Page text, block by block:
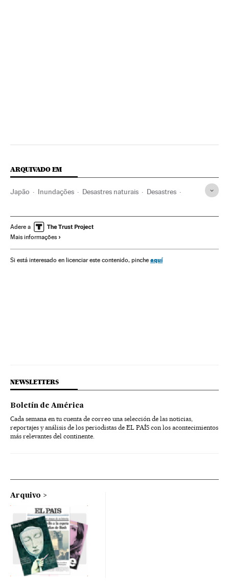
ARQUIVADO EM
Japão Inundações Desastres naturais Desastres
Adere a
Mais informações
Si está interesado en licenciar este contenido, pinche aquí
NEWSLETTERS
Boletín de América
Cada semana en tu cuenta de correo una selección de las noticias,
reportajes y análisis de los periodistas de EL PAÍS con los acontecimientos
más relevantes del continente.
Arquivo